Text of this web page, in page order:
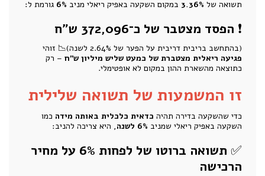
תשואה של 3.36% במקום השקעה באפיק ריאלי מניב 6% גורמת ל:
❗ הפסד מצטבר של כ־372,096 ש"ח
(בהתחשב בריבית דריבית על הפער של 2.64% לשנה)📉 זוהי
פגיעה ריאלית מצטברת של כמעט שליש מיליון ש"ח – רק
כתוצאה מהשארת ההון במקום לא אופטימלי.
זו המשמעות של תשואה שלילית
כדי שהשקעה בדירה תהיה כדאית כלכלית באותה מידה כמו
השקעה באפיק ריאלי שמניב 6% לשנה , היא צריכה להניב:
✅
תשואה ברוטו של לפחות 6% על מחיר
הרכישה